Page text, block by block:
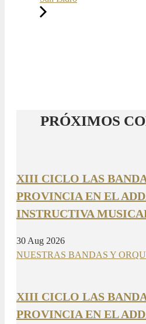
PRÓXIMOS
XIII CICLO LAS
PROVINCIA EN EL
INSTRUCTIVA
30 Aug 2026
NUESTRAS BANDAS Y
XIII CICLO LAS
PROVINCIA EN EL